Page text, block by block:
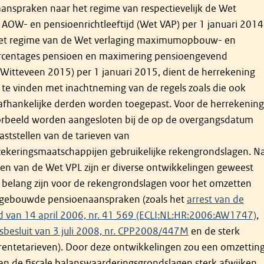
naar het regime van respectievelijk de Wet
en pensioenrichtleeftijd (Wet VAP) per 1 januari 2014
regime van de Wet verlaging maximumopbouw- en
pensioen en maximering pensioengevend
2015) per 1 januari 2015, dient de herrekening
vinden met inachtneming van de regels zoals die ook
derden worden toegepast. Voor de herrekening
worden aangesloten bij de op de overgangsdatum
van de tarieven van
gebruikelijke rekengrondslagen.
van de Wet VPL zijn er diverse ontwikkelingen geweest
zijn voor de rekengrondslagen voor het omzetten
pensioenaanspraken (zoals hetarrest van de
van 14 april 2006, nr. 41 569 (ECLI:NL:HR:2006:AW1747),
van 3 juli 2008, nr. CPP2008/447M en de sterk
Door deze ontwikkelingen zou een